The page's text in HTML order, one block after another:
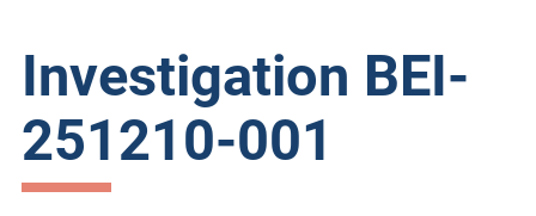
Investigation BEI-
251210-001